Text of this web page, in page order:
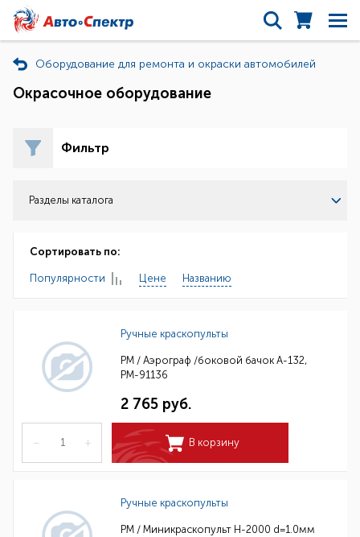
Оборудование для ремонта и окраски автомобилей
Окрасочное оборудование
Фильтр
Разделы каталога
Сортировать по:
Популярности Цене Названию
Ручные краскопульты
РМ / Аэрограф /боковой бачок А-132,
РМ-91136
2 765 руб.
– + В корзину
Ручные краскопульты
РМ / Миникраскопульт H-2000 d=1.0мм